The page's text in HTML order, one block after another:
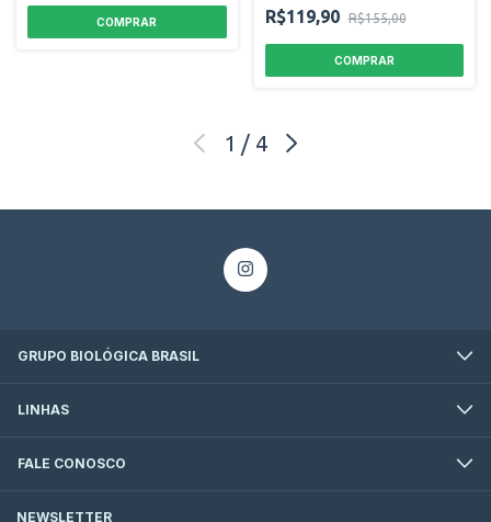
R$119,90 R$155,00
1 / 4
GRUPO BIOLÓGICA BRASIL
LINHAS
FALE CONOSCO
NEWSLETTER